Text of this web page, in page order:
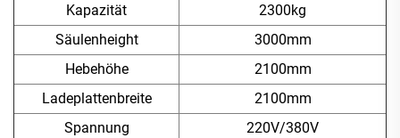
Kapazität
2300kg
Säulenheight
3000mm
Hebehöhe
2100mm
Ladeplattenbreite
2100mm
Spannung
220V/380V